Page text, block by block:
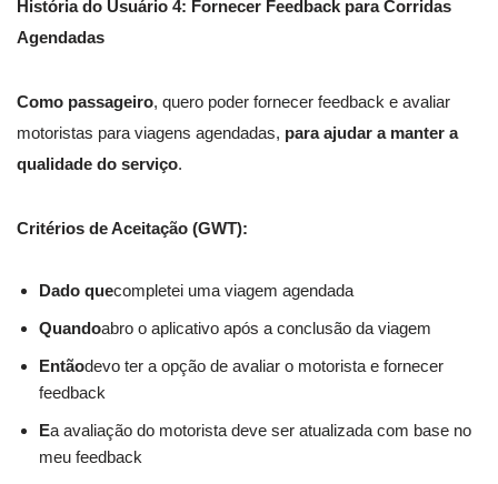
História do Usuário 4: Fornecer Feedback para Corridas
Agendadas
Como passageiro, quero poder fornecer feedback e avaliar
motoristas para viagens agendadas, para ajudar a manter a
qualidade do serviço.
Critérios de Aceitação (GWT):
Dado quecompletei uma viagem agendada
Quandoabro o aplicativo após a conclusão da viagem
Entãodevo ter a opção de avaliar o motorista e fornecer
feedback
Ea avaliação do motorista deve ser atualizada com base no
meu feedback